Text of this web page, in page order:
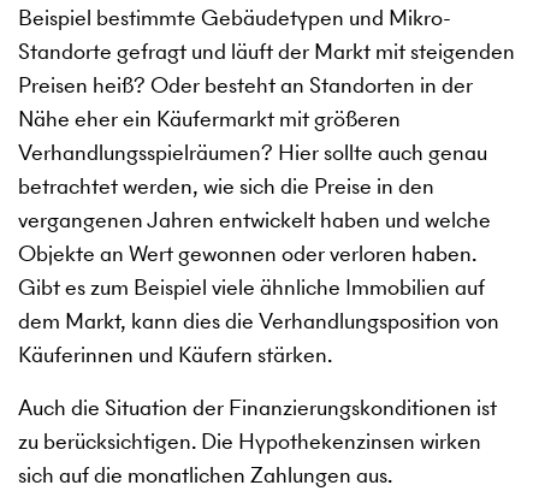
Beispiel bestimmte Gebäudetypen und Mikro-
Standorte gefragt und läuft der Markt mit steigenden
Preisen heiß? Oder besteht an Standorten in der
Nähe eher ein Käufermarkt mit größeren
Verhandlungsspielräumen? Hier sollte auch genau
betrachtet werden, wie sich die Preise in den
vergangenen Jahren entwickelt haben und welche
Objekte an Wert gewonnen oder verloren haben.
Gibt es zum Beispiel viele ähnliche Immobilien auf
dem Markt, kann dies die Verhandlungsposition von
Käuferinnen und Käufern stärken.
Auch die Situation der Finanzierungskonditionen ist
zu berücksichtigen. Die Hypothekenzinsen wirken
sich auf die monatlichen Zahlungen aus.